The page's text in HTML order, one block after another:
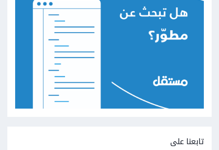
تابعنا على